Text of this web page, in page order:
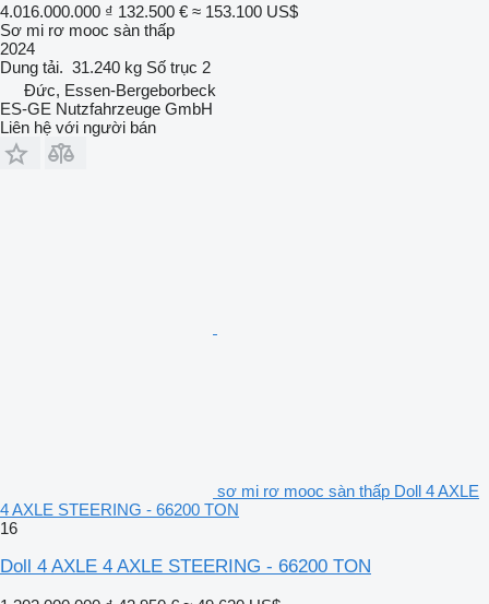
4.016.000.000 ₫ 132.500 € ≈ 153.100 US$
Sơ mi rơ mooc sàn thấp
2024
Dung tải. 31.240 kg Số trục 2
Đức, Essen-Bergeborbeck
ES-GE Nutzfahrzeuge GmbH
Liên hệ với người bán
sơ mi rơ mooc sàn thấp Doll 4 AXLE
4 AXLE STEERING - 66200 TON
16
Doll 4 AXLE 4 AXLE STEERING - 66200 TON